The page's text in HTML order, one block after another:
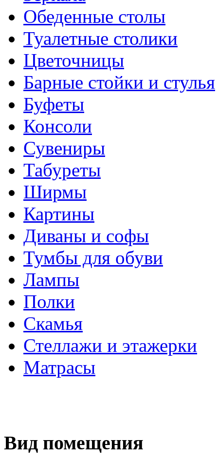
Обеденные столы
Туалетные столики
Цветочницы
Барные стойки и стулья
Буфеты
Консоли
Сувениры
Табуреты
Ширмы
Картины
Диваны и софы
Тумбы для обуви
Лампы
Полки
Скамья
Стеллажи и этажерки
Матрасы
Вид помещения